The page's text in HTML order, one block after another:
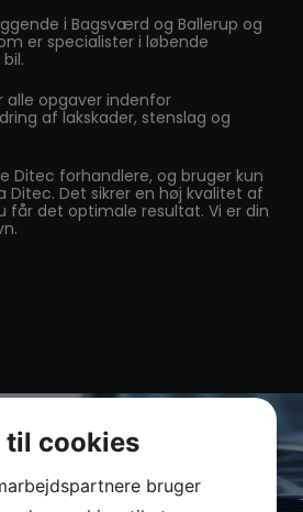
i Bagsværd og Ballerup og
er specialister i løbende
alle opgaver indenfor
af lakskader, stenslag og
Ditec forhandlere, og bruger kun
Ditec. Det sikrer en høj kvalitet af
får det optimale resultat. Vi er din
forlygter?
trætte forlygter, og er din bils lys
udsættes dagligt for slidtage,
til cookies
bruger